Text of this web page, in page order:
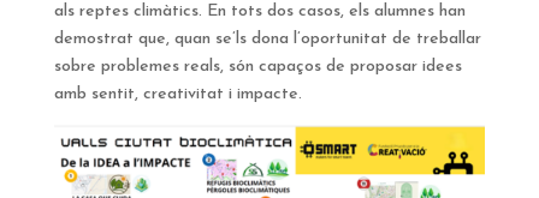
als reptes climàtics. En tots dos casos, els alumnes han
demostrat que, quan se’ls dona l’oportunitat de treballar
sobre problemes reals, són capaços de proposar idees
amb sentit, creativitat i impacte.